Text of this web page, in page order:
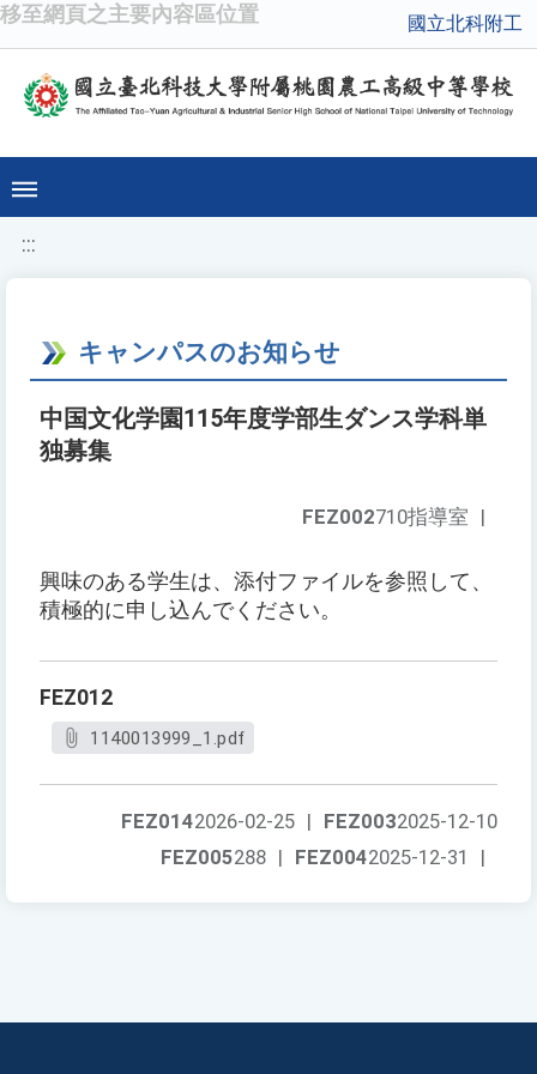
移至網頁之主要內容區位置 國立北科附工
:::
キャンパスのお知らせ
中国文化学園115年度学部生ダンス学科単
独募集
FEZ002710指導室 |
興味のある学生は、添付ファイルを参照して、
積極的に申し込んでください。
FEZ012
1140013999_1.pdf
FEZ0032025-12-10
FEZ0142026-02-25 |
FEZ0042025-12-31 |
FEZ005288 |